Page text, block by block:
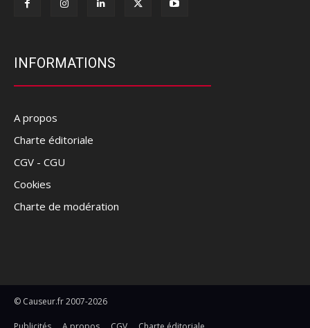
INFORMATIONS
A propos
Charte éditoriale
CGV - CGU
Cookies
Charte de modération
© Causeur.fr 2007-2026